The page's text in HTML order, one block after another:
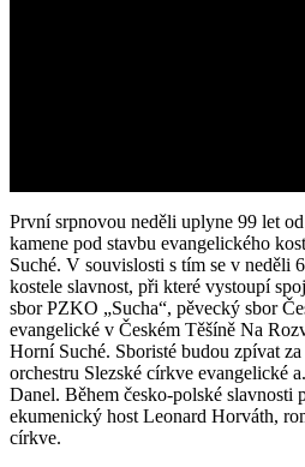
První srpnovou neděli uplyne 99 let
kamene pod stavbu evangelického
Suché. V souvislosti s tím se v neděli
kostele slavnost, při které vystoupí
sbor PZKO „Sucha“, pěvecký sbor
evangelické v Českém Těšíně Na
Horní Suché. Sboristé budou zpívat
orchestru Slezské církve evangelické
Danel. Během česko-polské slavnosti
ekumenický host Leonard Horváth,
církve.